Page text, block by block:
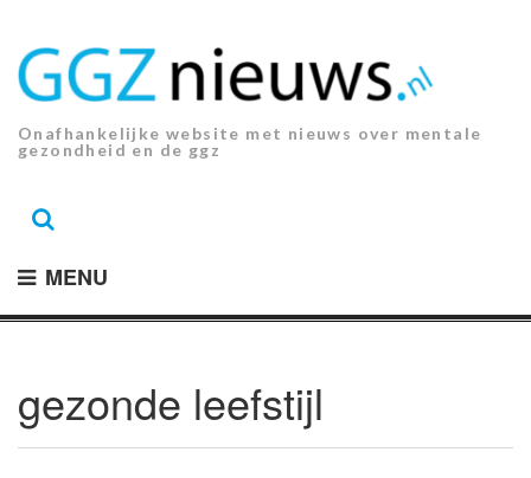
inhoud.
Onafhankelijke website met nieuws over mentale
gezondheid en de ggz
MENU
gezonde leefstijl